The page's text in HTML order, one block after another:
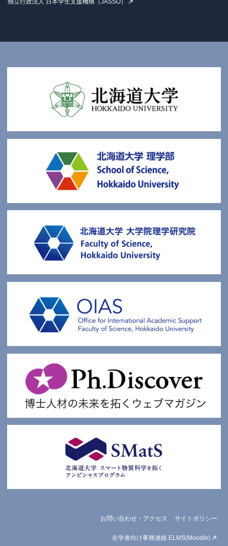
独立行政法人 日本学生支援機構（JASSO）
お問い合わせ・アクセス サイトポリシー
在学者向け事務連絡 ELMS(Moodle)